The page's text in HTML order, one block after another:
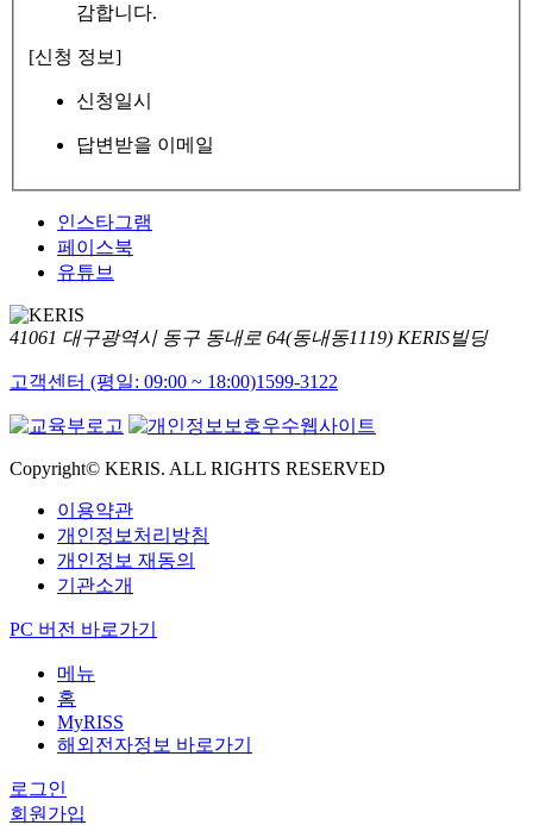
감합니다.
[신청 정보]
신청일시
답변받을 이메일
인스타그램
페이스북
유튜브
41061 대구광역시 동구 동내로 64(동내동1119) KERIS빌딩
고객센터 (평일: 09:00 ~ 18:00)1599-3122
Copyright© KERIS. ALL RIGHTS RESERVED
이용약관
개인정보처리방침
개인정보 재동의
기관소개
PC 버전 바로가기
메뉴
홈
MyRISS
해외전자정보 바로가기
로그인
회원가입